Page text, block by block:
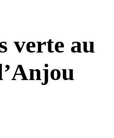
verte au